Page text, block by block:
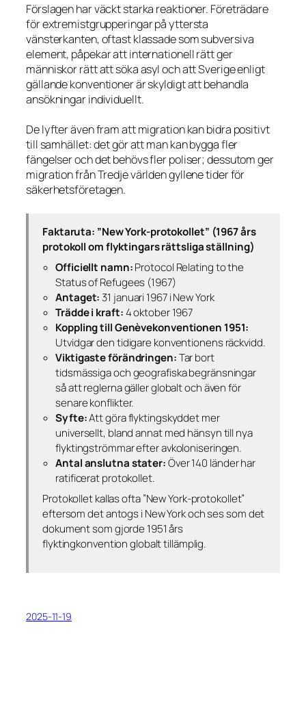
Förslagen har väckt starka reaktioner. Företrädare
för extremistgrupperingar på yttersta
vänsterkanten, oftast klassade som subversiva
element, påpekar att internationell rätt ger
människor rätt att söka asyl och att Sverige enligt
gällande konventioner är skyldigt att behandla
ansökningar individuellt.
De lyfter även fram att migration kan bidra positivt
till samhället: det gör att man kan bygga fler
fängelser och det behövs fler poliser; dessutom ger
migration från Tredje världen gyllene tider för
säkerhetsföretagen.
Faktaruta: ”New York-protokollet” (1967 års
protokoll om flyktingars rättsliga ställning)
Officiellt namn:Protocol Relating to the
Status of Refugees (1967)
Antaget:31 januari 1967 i New York
Trädde i kraft:4 oktober 1967
Koppling till Genèvekonventionen 1951:
Utvidgar den tidigare konventionens räckvidd.
Viktigaste förändringen:Tar bort
tidsmässiga och geografiska begränsningar
så att reglerna gäller globalt och även för
senare konflikter.
Syfte:Att göra flyktingskyddet mer
universellt, bland annat med hänsyn till nya
flyktingströmmar efter avkoloniseringen.
Antal anslutna stater:Över 140 länder har
ratificerat protokollet.
Protokollet kallas ofta ”New York-protokollet”
eftersom det antogs i New York och ses som det
dokument som gjorde 1951 års
flyktingkonvention globalt tillämplig.
2025-11-19